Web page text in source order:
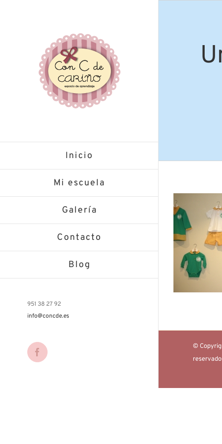
Inicio
Mi escuela
Galería
Contacto
Blog
951 38 27 92
info@concde.es
Facebook
©